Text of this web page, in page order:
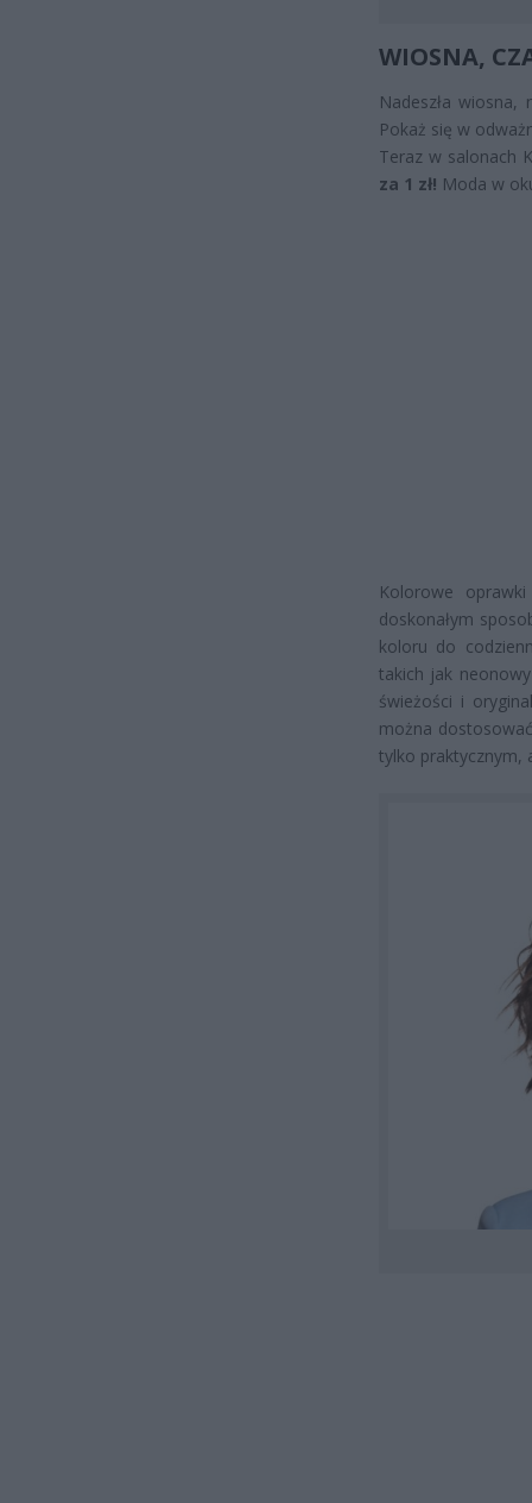
WIOSNA,
Nadeszła
Pokaż się w
Teraz w salonach
za 1 zł! Moda w
Kolorowe
doskonałym
koloru do
takich jak
świeżości i
można
tylko praktycznym,